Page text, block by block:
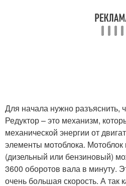
Для начала нужно разъяснить,
Редуктор – это механизм,
механической энергии от
элементы мотоблока. Мотоблок
(дизельный или бензиновый)
3600 оборотов вала в минуту.
очень большая скорость. А так